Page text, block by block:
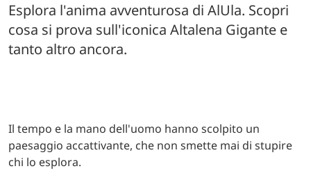
Esplora l'anima avventurosa di AlUla. Scopri
cosa si prova sull'iconica Altalena Gigante e
tanto altro ancora.
Il tempo e la mano dell'uomo hanno scolpito un
paesaggio accattivante, che non smette mai di stupire
chi lo esplora.